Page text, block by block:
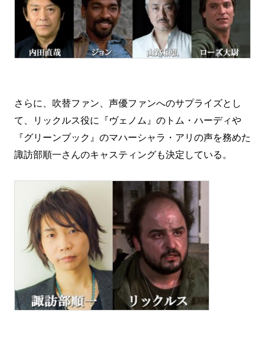
さらに、吹替ファン、声優ファンへのサプライズとし
て、リックルス役に『ヴェノム』のトム・ハーディや
『グリーンブック』のマハーシャラ・アリの声を務めた
諏訪部順一さんのキャスティングも決定している。